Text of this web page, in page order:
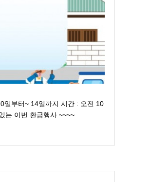
일부터~ 14일까지 시간 : 오전 10
는 이번 환급행사 ~~~~